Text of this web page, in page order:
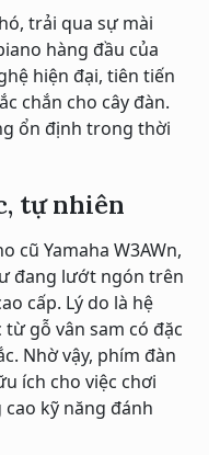
trải qua sự mài
hàng đầu của
hiện đại, tiên tiến
chắn cho cây đàn.
ổn định trong thời
tự nhiên
cũ Yamaha W3AWn,
đang lướt ngón trên
cấp. Lý do là hệ
gỗ vân sam có đặc
Nhờ vậy, phím đàn
ích cho việc chơi
kỹ năng đánh